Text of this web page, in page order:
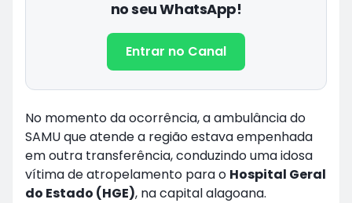
no seu WhatsApp!
Entrar no Canal
No momento da ocorrência, a ambulância do
SAMU que atende a região estava empenhada
em outra transferência, conduzindo uma idosa
vítima de atropelamento para o Hospital Geral
do Estado (HGE), na capital alagoana.